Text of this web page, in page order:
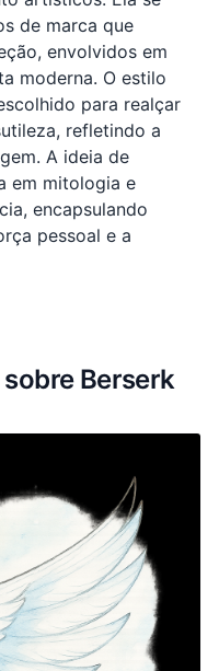
de marca que
envolvidos em
moderna. O estilo
para realçar
refletindo a
A ideia de
em mitologia e
encapsulando
pessoal e a
Berserk